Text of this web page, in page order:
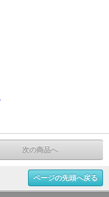
次の商品へ
ページの先頭へ戻る